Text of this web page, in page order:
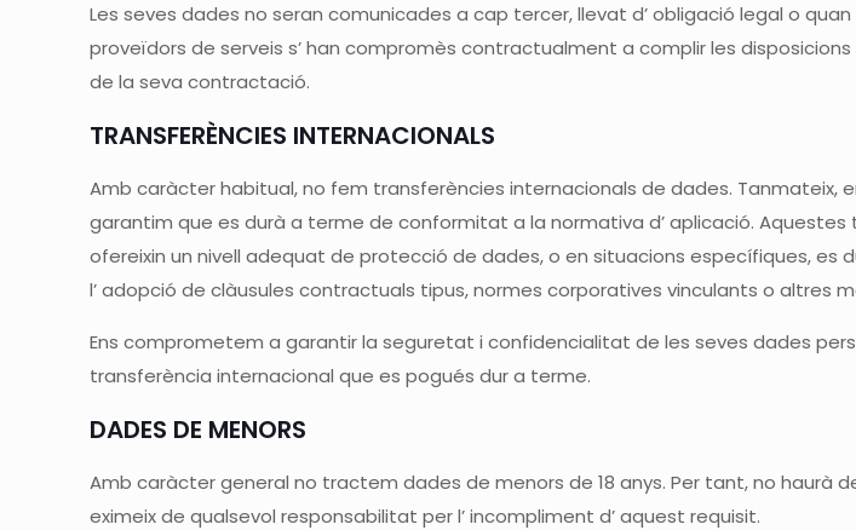
Les seves dades no seran comunicades a cap tercer, llevat d’ obligació legal o
proveïdors de serveis s’ han compromès contractualment a complir les
de la seva contractació.
TRANSFERÈNCIES INTERNACIONALS
Amb caràcter habitual, no fem transferències internacionals de dades. Tanmateix,
garantim que es durà a terme de conformitat a la normativa d’ aplicació.
ofereixin un nivell adequat de protecció de dades, o en situacions específiques,
l’ adopció de clàusules contractuals tipus, normes corporatives vinculants o altres
Ens comprometem a garantir la seguretat i confidencialitat de les seves dades
transferència internacional que es pogués dur a terme.
DADES DE MENORS
Amb caràcter general no tractem dades de menors de 18 anys. Per tant, no haurà
eximeix de qualsevol responsabilitat per l’ incompliment d’ aquest requisit.